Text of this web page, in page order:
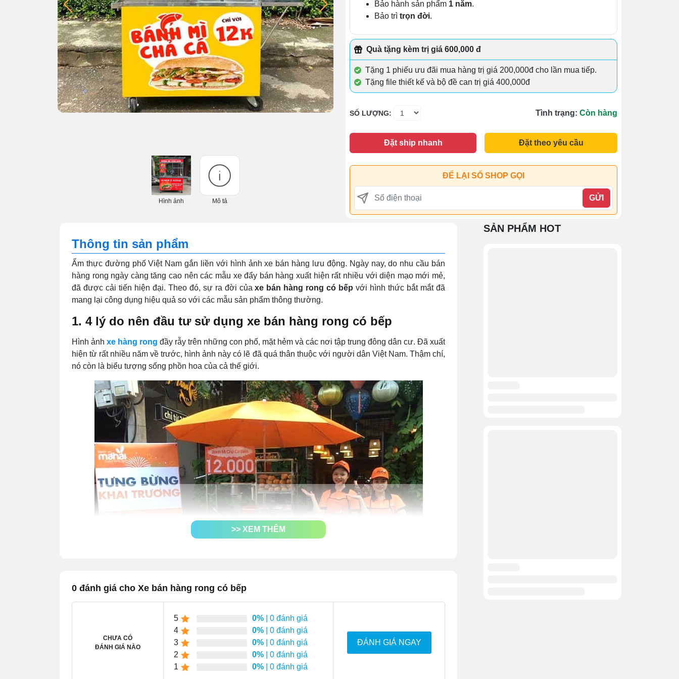
Hình ảnh Mô tả
Bảo hành sản phẩm 1 năm.
Bảo trì trọn đời.
Quà tặng kèm trị giá 600,000 đ
Tặng 1 phiếu ưu đãi mua hàng trị giá 200,000đ cho lần mua tiếp.
Tặng file thiết kế và bộ đề can trị giá 400,000đ
SỐ LƯỢNG: Tình trạng: Còn hàng
Đặt ship nhanh Đặt theo yêu cầu
ĐỂ LẠI SỐ SHOP GỌI
GỬI
Thông tin sản phẩm
Ẩm thực đường phố Việt Nam gắn liền với hình ảnh xe bán hàng lưu động. Ngày nay, do nhu cầu bán
hàng rong ngày càng tăng cao nên các mẫu xe đẩy bán hàng xuất hiện rất nhiều với diện mạo mới mẻ,
đã được cải tiến hiện đại. Theo đó, sự ra đời củaxe bán hàng rong có bếp với hình thức bắt mắt đã
mang lại công dụng hiệu quả so với các mẫu sản phẩm thông thường.
1. 4 lý do nên đầu tư sử dụng xe bán hàng rong có bếp
Hình ảnh xe hàng rong đầy rẫy trên những con phố, mặt hẻm và các nơi tập trung đông dân cư. Đã xuất
hiện từ rất nhiều năm về trước, hình ảnh này có lẽ đã quá thân thuộc với người dân Việt Nam. Thậm chí,
nó còn là biểu tượng sống phồn hoa của cả thế giới.
1.1 Bán hàng chuyên nghiệp
>> XEM THÊM
0 đánh giá cho Xe bán hàng rong có bếp
CHƯA CÓ
ĐÁNH GIÁ NÀO
5 0% | 0 đánh giá
4
0% | 0 đánh giá
3
0% | 0 đánh giá
2
0% | 0 đánh giá
1
0% | 0 đánh giá
ĐÁNH GIÁ NGAY
SẢN PHẨM HOT